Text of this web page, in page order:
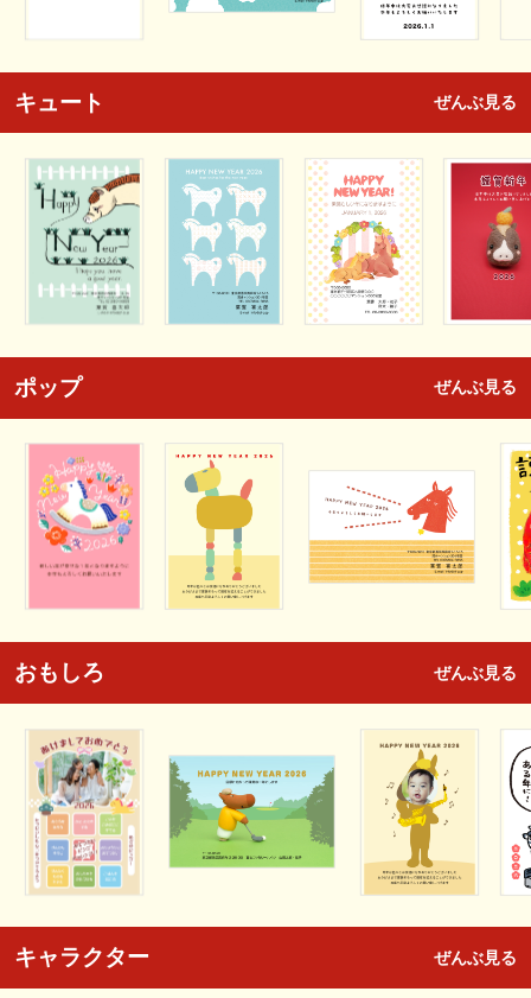
キュート ぜんぶ見る
ポップ ぜんぶ見る
おもしろ ぜんぶ見る
キャラクター ぜんぶ見る